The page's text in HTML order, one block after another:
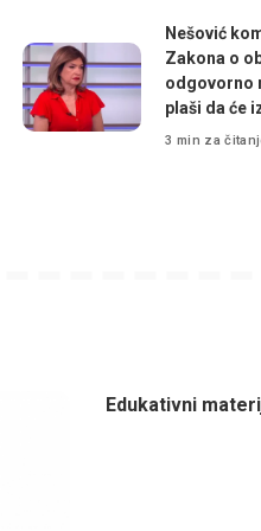
Nešović
Zakona o
odgovorno
plaši da će
3 min za
Edukativni